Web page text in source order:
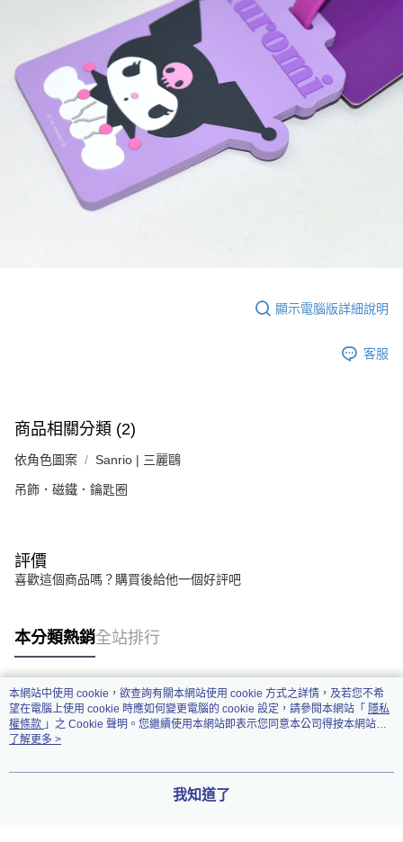
顯示電腦版詳細說明
客服
商品相關分類 (2)
依角色圖案 Sanrio | 三麗鷗
吊飾．磁鐵．鑰匙圈
評價
喜歡這個商品嗎？購買後給他一個好評吧
本分類熱銷全站排行
熱門標籤
本網站中使用 cookie，欲查詢有關本網站使用 cookie 方式之詳情，及若您不希
望在電腦上使用 cookie 時應如何變更電腦的 cookie 設定，請參閱本網站「 隱私
權條款 」之 Cookie 聲明。您繼續使用本網站即表示您同意本公司得按本網站使
用條款之 Cookie 聲明使用 cookie。
了解更多 >
我知道了